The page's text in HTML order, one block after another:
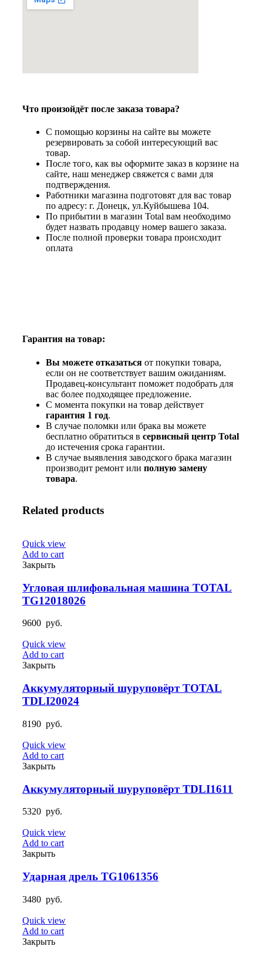
Что произойдёт после заказа товара?
С помощью корзины на сайте вы можете
резервировать за собой интересующий вас
товар.
После того, как вы оформите заказ в корзине на
сайте, наш менеджер свяжется с вами для
подтверждения.
Работники магазина подготовят для вас товар
по адресу: г. Донецк, ул.Куйбышева 104.
По прибытии в магазин Total вам необходимо
будет назвать продавцу номер вашего заказа.
После полной проверки товара происходит
оплата
Гарантия на товар:
Вы можете отказаться от покупки товара,
если он не соответствует вашим ожиданиям.
Продавец-консультант поможет подобрать для
вас более подходящее предложение.
С момента покупки на товар действует
гарантия 1 год.
В случае поломки или брака вы можете
бесплатно обратиться в сервисный центр Total
до истечения срока гарантии.
В случае выявления заводского брака магазин
производит ремонт или полную замену
товара.
Related products
Quick view
Add to cart
Закрыть
Угловая шлифовальная машина TOTAL
TG12018026
9600 руб.
Quick view
Add to cart
Закрыть
Аккумуляторный шуруповёрт TOTAL
TDLI20024
8190 руб.
Quick view
Add to cart
Закрыть
Аккумуляторный шуруповёрт TDLI1611
5320 руб.
Quick view
Add to cart
Закрыть
Ударная дрель TG1061356
3480 руб.
Quick view
Add to cart
Закрыть